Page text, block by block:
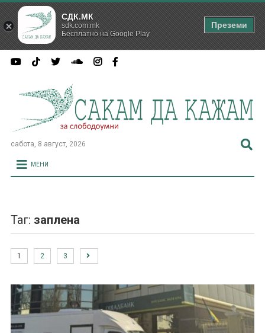
сабота, 8 август, 2026
МЕНИ
Таг: заплена
1 2 3
СДК.МК
sdk.com.mk
Бесплатно на Google Play
Преземи